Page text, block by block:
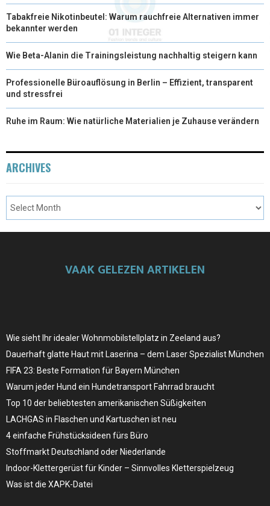
Tabakfreie Nikotinbeutel: Warum rauchfreie Alternativen immer
bekannter werden
Wie Beta-Alanin die Trainingsleistung nachhaltig steigern kann
Professionelle Büroauflösung in Berlin – Effizient, transparent
und stressfrei
Ruhe im Raum: Wie natürliche Materialien je Zuhause verändern
ARCHIVES
VAAK GELEZEN ARTIKELEN
Wie sieht Ihr idealer Wohnmobilstellplatz in Zeeland aus?
Dauerhaft glatte Haut mit Laserina – dem Laser Spezialist München
FIFA 23: Beste Formation für Bayern München
Warum jeder Hund ein Hundetransport Fahrrad braucht
Top 10 der beliebtesten amerikanischen Süßigkeiten
LACHGAS in Flaschen und Kartuschen ist neu
4 einfache Frühstücksideen fürs Büro
Stoffmarkt Deutschland oder Niederlande
Indoor-Klettergerüst für Kinder – Sinnvolles Kletterspielzeug
Was ist die XAPK-Datei